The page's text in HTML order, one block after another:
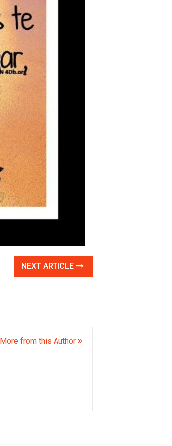
NEXT ARTICLE
More from this Author